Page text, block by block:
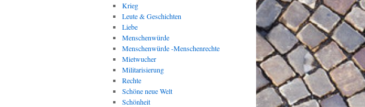
Krieg
Leute & Geschichten
Liebe
Menschenwürde
Menschenwürde -Menschenrechte
Mietwucher
Militarisierung
Rechte
Schöne neue Welt
Schönheit